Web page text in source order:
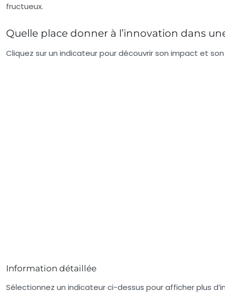
fructueux.
Quelle place donner à l’innovation dans
Cliquez sur un indicateur pour découvrir son impact et
Information détaillée
Sélectionnez un indicateur ci-dessus pour afficher plus